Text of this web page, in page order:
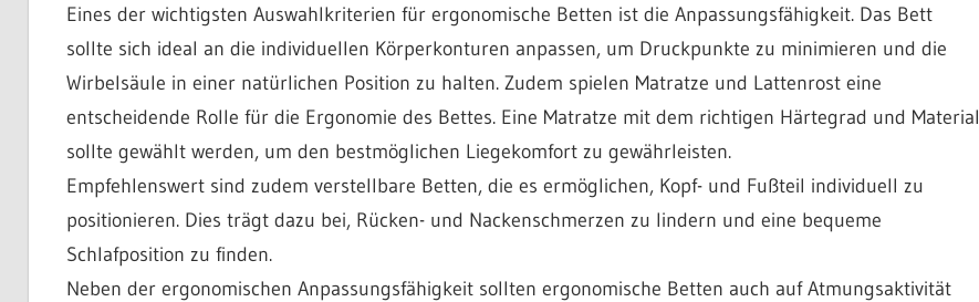
Eines der wichtigsten Auswahlkriterien für ergonomische Betten ist die Anpassungsfähigkeit. Das Bett
sollte sich ideal an die individuellen Körperkonturen anpassen, um Druckpunkte zu minimieren und die
Wirbelsäule in einer natürlichen Position zu halten. Zudem spielen Matratze und Lattenrost eine
entscheidende Rolle für die Ergonomie des Bettes. Eine Matratze mit dem richtigen Härtegrad und Material
sollte gewählt werden, um den bestmöglichen Liegekomfort zu gewährleisten.
Empfehlenswert sind zudem verstellbare Betten, die es ermöglichen, Kopf- und Fußteil individuell zu
positionieren. Dies trägt dazu bei, Rücken- und Nackenschmerzen zu lindern und eine bequeme
Schlafposition zu finden.
Neben der ergonomischen Anpassungsfähigkeit sollten ergonomische Betten auch auf Atmungsaktivität